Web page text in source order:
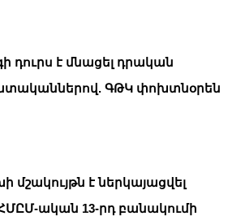
դուրս է մնացել դրական
ԳԹԿ փոխտնօրեն
մշակույթն է ներկայացվել
ական 13-րդ բանակումի